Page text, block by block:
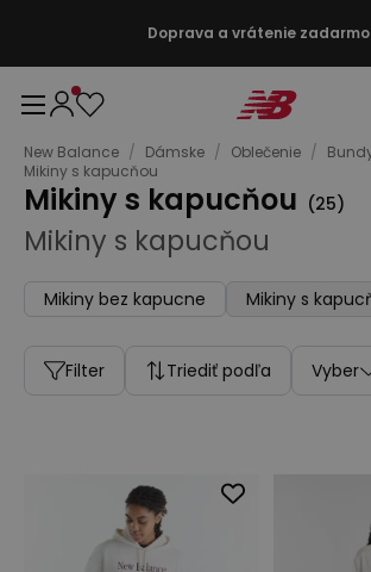
Doprava a vrátenie
New Balance / Dámske / Oblečenie /
Mikiny s kapucňou
Mikiny s kapucňou (25)
Mikiny s kapucňou
Mikiny bez kapucne Mikiny s
Filter Triediť podľa Vyber